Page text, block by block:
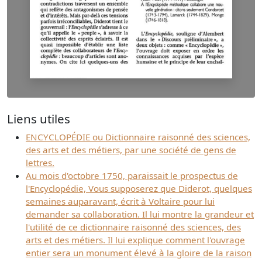
Liens utiles
ENCYCLOPÉDIE ou Dictionnaire raisonné des sciences,
des arts et des métiers, par une société de gens de
lettres.
Au mois d'octobre 1750, paraissait le prospectus de
l'Encyclopédie, Vous supposerez que Diderot, quelques
semaines auparavant, écrit à Voltaire pour lui
demander sa collaboration. Il lui montre la grandeur et
l'utilité de ce dictionnaire raisonné des sciences, des
arts et des métiers. Il lui explique comment l'ouvrage
entier sera un monument élevé à la gloire de la raison